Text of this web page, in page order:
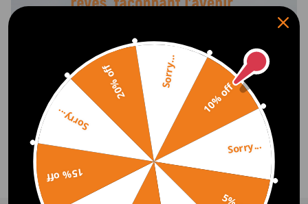
Compatible pour Citroen Relay 2.2 HDi 120 Diesel Van 2006-2022
Compatible pour Citroen Relay 2.2 HDi 120 Diesel Chassis Cab 2006-
Compatible pour Fiat Ducato 250 100 Multijet 2.2 D Diesel Van 2006-
Compatible pour Fiat Ducato 250 100 Multijet 2.2 D Diesel Chassis Cab
2006-2022
Compatible pour Fiat Ducato 250 100 Multijet 2.2 D Diesel Bus 2006-
Compatible pour Ford Mondeo III B5Y 2.2 TDCi Diesel Hatch 2004-
Compatible pour Ford Mondeo III BWY 2.2 TDCi Diesel Estate 2004-
Afficher plus
10% off
Sorry...
15% off
Sorry...
20% off Sorry...